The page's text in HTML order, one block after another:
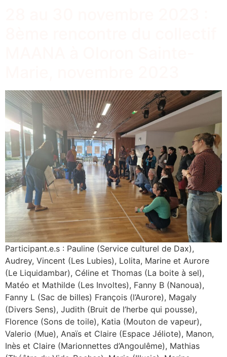
Participant.e.s : Pauline (Service culturel de Dax),
Audrey, Vincent (Les Lubies), Lolita, Marine et Aurore
(Le Liquidambar), Céline et Thomas (La boite à sel),
Matéo et Mathilde (Les Involtes), Fanny B (Nanoua),
Fanny L (Sac de billes) François (l’Aurore), Magaly
(Divers Sens), Judith (Bruit de l’herbe qui pousse),
Florence (Sons de toile), Katia (Mouton de vapeur),
Valerio (Mue), Anaïs et Claire (Espace Jéliote), Manon,
Inès et Claire (Marionnettes d’Angoulême), Mathias